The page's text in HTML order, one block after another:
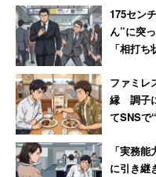
かも「ちゃんと録音しました」
175セン
ん”に突
「相打
ファミレ
縁 調子
てSNSで
「実務
に引き継